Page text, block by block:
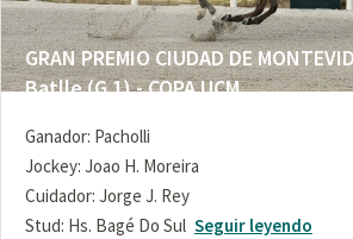
GRAN PREMIO CIUDAD DE
Batlle (G 1) - COPA UCM
Ganador: Pacholli
Jockey: Joao H. Moreira
Cuidador: Jorge J. Rey
Stud: Hs. Bagé Do Sul Seguir leyendo